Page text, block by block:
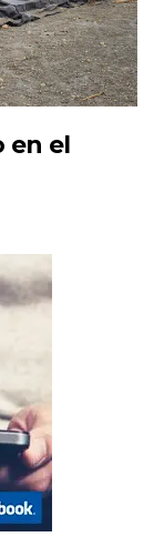
en el